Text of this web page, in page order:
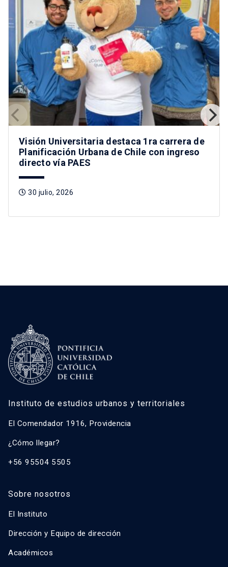
Visión Universitaria destaca 1ra carrera de
Planificación Urbana de Chile con ingreso
directo vía PAES
30 julio, 2026
Instituto de estudios urbanos y territoriales
El Comendador 1916, Providencia
¿Cómo llegar?
+56 95504 5505
Sobre nosotros
El Instituto
Dirección y Equipo de dirección
Académicos